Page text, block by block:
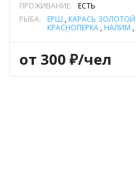
ПРОЖИВАНИЕ:
ЕСТЬ
РЫБА:
ЁРШ , КАРАСЬ ЗОЛОТОЙ
КРАСНОПЕРКА , НАЛИМ ,
от 300 ₽/чел